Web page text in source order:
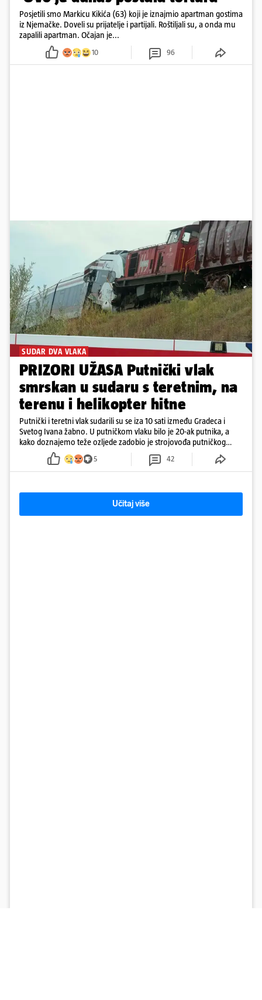
Posjetili smo Markicu Kikića (63) koji je iznajmio apartman gostima
iz Njemačke. Doveli su prijatelje i partijali. Roštiljali su, a onda mu
zapalili apartman. Očajan je...
10 96
SUDAR DVA VLAKA
PRIZORI UŽASA Putnički vlak
smrskan u sudaru s teretnim, na
terenu i helikopter hitne
Putnički i teretni vlak sudarili su se iza 10 sati između Gradeca i
Svetog Ivana žabno. U putničkom vlaku bilo je 20-ak putnika, a
kako doznajemo teže ozljede zadobio je strojovođa putničkog
vlaka. Zatvoren je promet, a fotoreporteri Prigorskog objavili su
prve snimke s mjesta sudara
5 42
Učitaj više